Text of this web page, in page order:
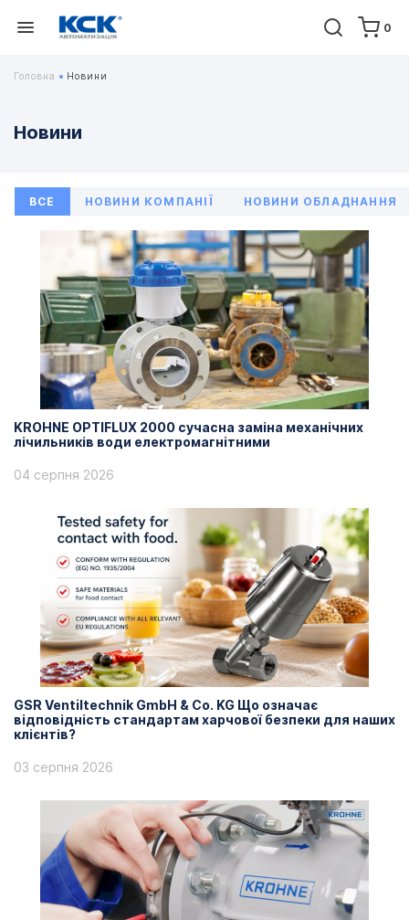
0
Головна Новини
Новини
ВСЕ НОВИНИ КОМПАНІЇ НОВИНИ ОБЛАДНАННЯ
KROHNE OPTIFLUX 2000 сучасна заміна механічних
лічильників води електромагнітними
04 серпня 2026
GSR Ventiltechnik GmbH & Co. KG Що означає
відповідність стандартам харчової безпеки для наших
клієнтів?
03 серпня 2026